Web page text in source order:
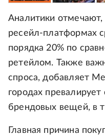
Аналитики
ресейл-платформах
порядка 20% по
ретейлом. Также
спроса, добавляет
городах
брендовых вещей, в
Главная причина